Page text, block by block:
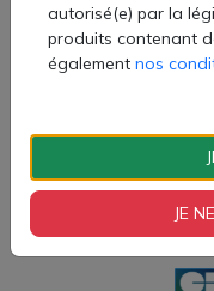
Les résistances
sont les GTX 0.2ohm.
Quantité
autorisé(e) par la
produits contenant
également nos
JE